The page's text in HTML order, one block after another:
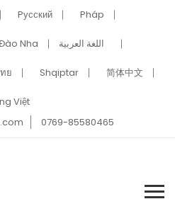
Pусский Pháp
Nha اللغة العربية
ย Shqiptar 简体中文
Việt
0769-85580465